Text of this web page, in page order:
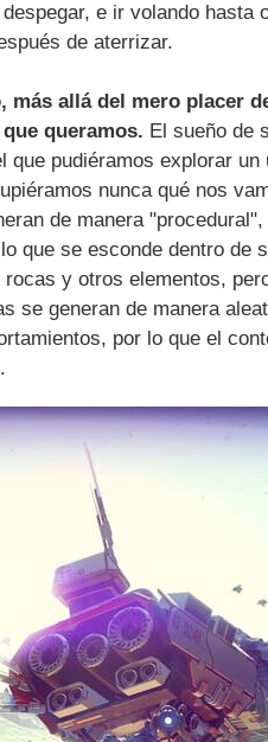
e ir volando hasta
de aterrizar.
allá del mero placer
queramos. El sueño de
que pudiéramos explorar un
nunca qué nos
de manera
que se esconde dentro de
y otros elementos,
se generan de manera
por lo que el